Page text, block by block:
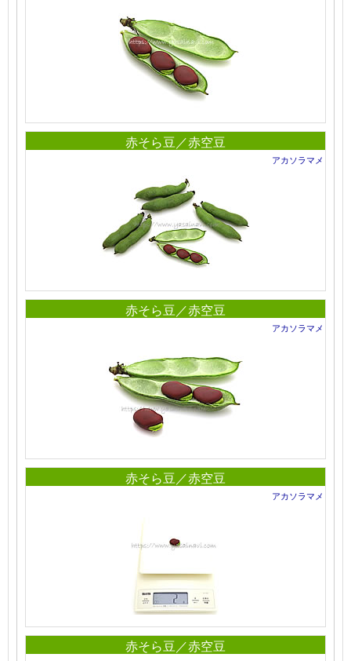
赤そら豆／赤空豆
アカソラマメ
赤そら豆／赤空豆
アカソラマメ
赤そら豆／赤空豆
アカソラマメ
赤そら豆／赤空豆